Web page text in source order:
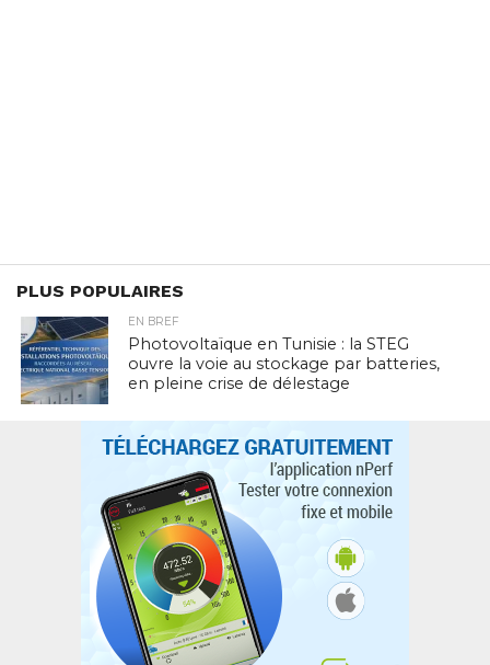
PLUS POPULAIRES
EN BREF
Photovoltaïque en Tunisie : la STEG
ouvre la voie au stockage par batteries,
en pleine crise de délestage